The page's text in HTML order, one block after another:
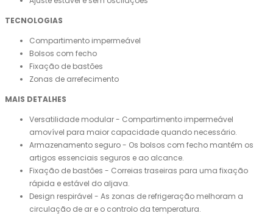
TECNOLOGIAS
Compartimento impermeável
Bolsos com fecho
Fixação de bastões
Zonas de arrefecimento
MAIS DETALHES
Versatilidade modular - Compartimento impermeável
amovível para maior capacidade quando necessário.
Armazenamento seguro - Os bolsos com fecho mantêm os
artigos essenciais seguros e ao alcance.
Fixação de bastões - Correias traseiras para uma fixação
rápida e estável do aljava.
Design respirável - As zonas de refrigeração melhoram a
circulação de ar e o controlo da temperatura.